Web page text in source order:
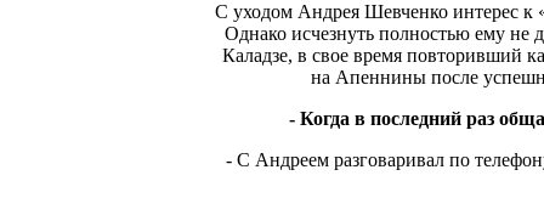
С уходом Андрея Шевченко интерес к
Однако исчезнуть полностью ему не
Каладзе, в свое время повторивший
на Апеннины после
- Когда в последний раз
- С Андреем разговаривал по